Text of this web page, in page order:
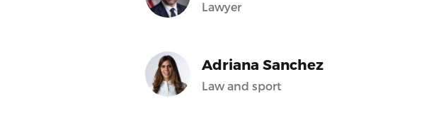
Lawyer
Adriana Sanchez
Law and sport